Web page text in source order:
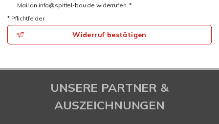
Mail an info@spittel-bau.de widerrufen. *
* Pflichtfelder
Widerruf bestätigen
UNSERE PARTNER &
AUSZEICHNUNGEN